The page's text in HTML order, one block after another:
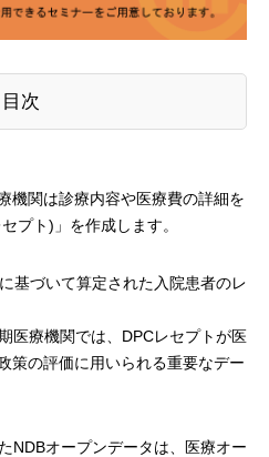
目次
機関は診療内容や医療費の詳細を
プト)」を作成します。
基づいて算定された入院患者のレ
医療機関では、DPCレセプトが医
策の評価に用いられる重要なデー
NDBオープンデータは、医療オー